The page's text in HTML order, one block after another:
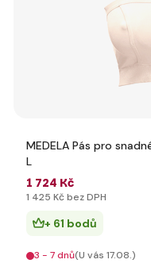
MEDELA Pás pro
L
1 724 Kč
1 425 Kč bez DPH
+ 61 bodů
3 - 7 dnů(U vás 17.08.)